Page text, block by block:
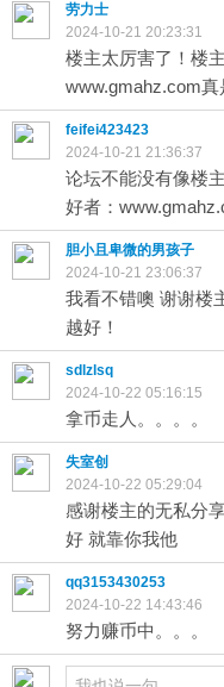
劳力士
2024-10-21 20:23:31
楼主太厉害了！楼
www.gmahz.com
feifei423423
2024-10-21 21:36:37
论坛不能没有像楼
好者：
胆小且卑微的男孩子
2024-10-21 23:06:37
我看不错噢 谢谢楼
越好！
sdlzlsq
2024-10-22 05:16:15
拿币走人。。。。
失室创
2024-10-22 05:29:04
感谢楼主的无私分
好 就靠你我他
qq3153430253
2024-10-22 14:43:46
努力赚币中。。。